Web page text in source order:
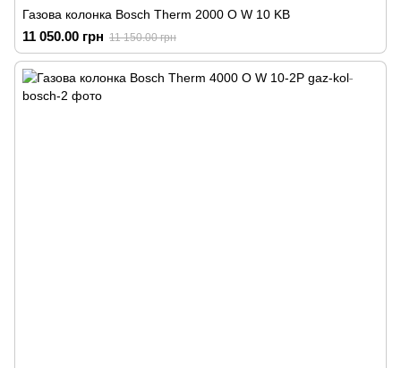
Газова колонка Bosch Therm 2000 O W 10 KB
11 050.00 грн 11 150.00 грн